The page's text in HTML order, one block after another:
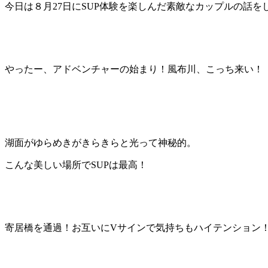
今日は８月27日にSUP体験を楽しんだ素敵なカップルの話を
やったー、アドベンチャーの始まり！風布川、こっち来い！
湖面がゆらめきがきらきらと光って神秘的。
こんな美しい場所でSUPは最高！
寄居橋を通過！お互いにVサインで気持ちもハイテンション！